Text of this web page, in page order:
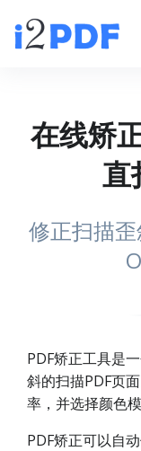
在线矫
直
修正扫描
PDF矫正工具是
斜的扫描PDF页
率，并选择颜色模
PDF矫正可以自